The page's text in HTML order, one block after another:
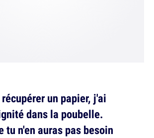
un papier, j'ai
dans la poubelle.
tu n'en auras pas besoin